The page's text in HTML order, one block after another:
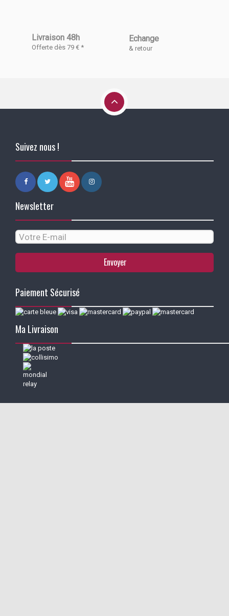
Livraison 48h
Offerte dès 79 € *
Echange
& retour
Suivez nous !
Newsletter
Envoyer
Paiement Sécurisé
Ma Livraison